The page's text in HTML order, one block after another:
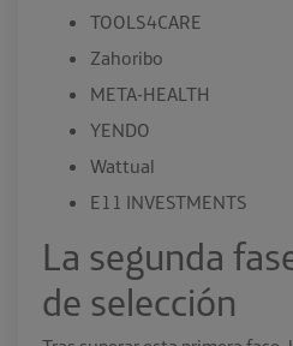
TOOLS4CARE
Zahoribo
META-HEALTH
YENDO
Wattual
E11 INVESTMENTS
La segunda
de selección